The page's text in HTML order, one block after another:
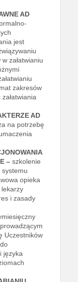
AD
jest
załatwianiu
zakresów
AD
na potrzebę
–szkolenie
opieka
i zasady
Uczestników
języka